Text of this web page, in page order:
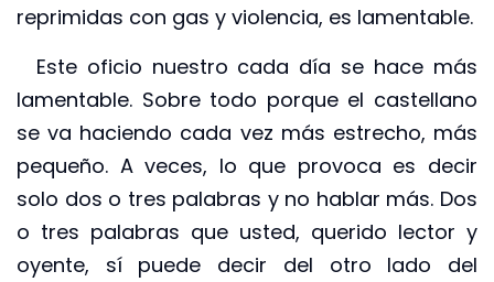
reprimidas con gas y violencia, es lamentable.
Este oficio nuestro cada día se hace más
lamentable. Sobre todo porque el castellano
se va haciendo cada vez más estrecho, más
pequeño. A veces, lo que provoca es decir
solo dos o tres palabras y no hablar más. Dos
o tres palabras que usted, querido lector y
oyente, sí puede decir del otro lado del